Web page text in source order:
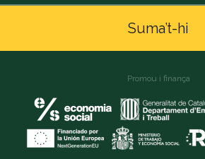
Suma’t-hi
Promou i finança